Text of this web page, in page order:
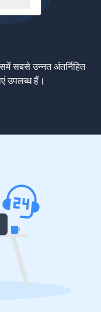
सबसे उन्नत अंतर्निहित
उपलब्ध हैं।